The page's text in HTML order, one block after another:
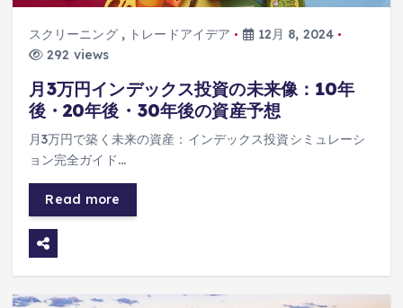
スクリーニング, トレードアイデア
12月 8, 2024
292 views
月3万円インデックス投資の未来像：10年
後・20年後・30年後の資産予想
月3万円で築く未来の資産：インデックス投資シミュレーシ
ョン完全ガイド…
Read more